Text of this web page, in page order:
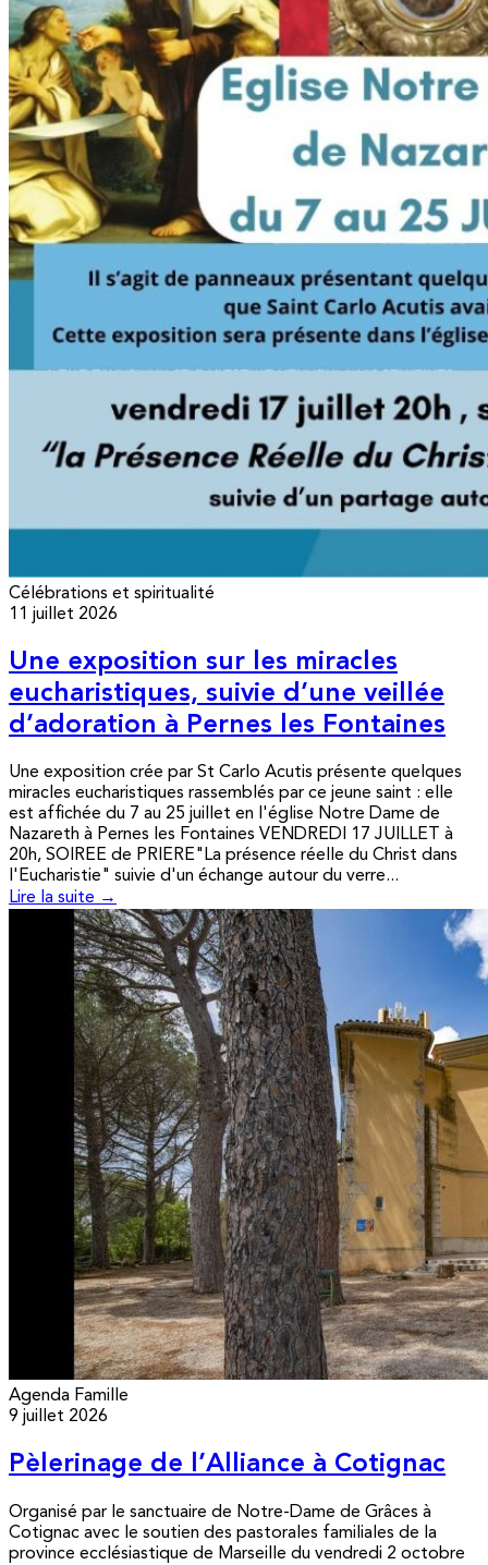
Célébrations et spiritualité
11 juillet 2026
Une exposition sur les miracles
eucharistiques, suivie d’une veillée
d’adoration à Pernes les Fontaines
Une exposition crée par St Carlo Acutis présente quelques
miracles eucharistiques rassemblés par ce jeune saint : elle
est affichée du 7 au 25 juillet en l'église Notre Dame de
Nazareth à Pernes les Fontaines VENDREDI 17 JUILLET à
20h, SOIREE de PRIERE"La présence réelle du Christ dans
l'Eucharistie" suivie d'un échange autour du verre...
Lire la suite →
Agenda Famille
9 juillet 2026
Pèlerinage de l’Alliance à Cotignac
Organisé par le sanctuaire de Notre-Dame de Grâces à
Cotignac avec le soutien des pastorales familiales de la
province ecclésiastique de Marseille du vendredi 2 octobre